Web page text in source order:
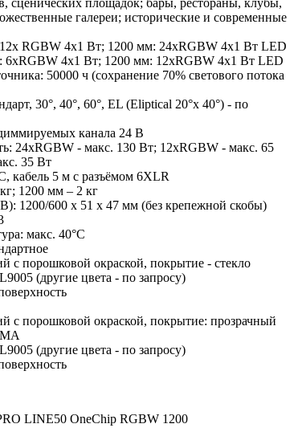
галереи; исторические и современные
RGBW 4x1 Вт; 1200 мм: 24xRGBW 4x1 Вт LED
6xRGBW 4x1 Вт; 1200 мм: 12xRGBW 4x1 Вт LED
50000 ч (сохранение 70% светового потока
30°, 40°, 60°, EL (Eliptical 20°x 40°) - по
канала 24 В
24xRGBW - макс. 130 Вт; 12xRGBW - макс. 65
35 Вт
кабель 5 м с разъёмом 6XLR
1200 мм – 2 кг
1200/600 x 51 x 47 мм (без крепежной скобы)
макс. 40°C
с порошковой окраской, покрытие - стекло
(другие цвета - по запросу)
с порошковой окраской, покрытие: прозрачный
(другие цвета - по запросу)
LINE50 OneChip RGBW 1200